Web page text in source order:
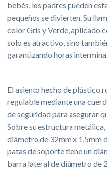
bebés, los padres pueden
pequeños se divierten. Su
color Gris y Verde, aplicado
solo es atractivo, sino
garantizando horas
El asiento hecho de plástico
regulable mediante una
de seguridad para asegurar
Sobre su estructura
diámetro de 32mm x 1,5mm
patas de soporte tiene un
barra lateral de diámetro de